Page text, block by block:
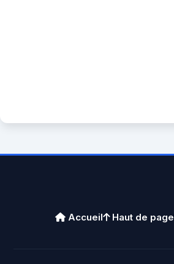
Accueil Haut de page